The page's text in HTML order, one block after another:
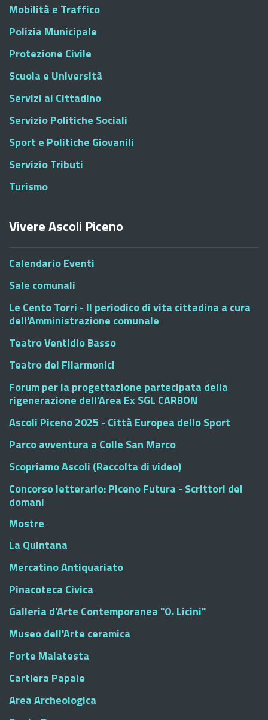
Mobilità e Traffico
Polizia Municipale
Protezione Civile
Scuola e Università
Servizi al Cittadino
Servizio Politiche Sociali
Sport e Politiche Giovanili
Servizio Tributi
Turismo
Vivere Ascoli Piceno
Calendario Eventi
Sale comunali
Le Cento Torri - Il periodico di vita cittadina a cura
dell'Amministrazione comunale
Teatro Ventidio Basso
Teatro dei Filarmonici
Forum per la progettazione partecipata della
rigenerazione dell'Area Ex SGL CARBON
Ascoli Piceno 2025 - Città Europea dello Sport
Parco avventura a Colle San Marco
Scopriamo Ascoli (Raccolta di video)
Concorso letterario: Piceno Futura - Scrittori del
domani
Mostre
La Quintana
Mercatino Antiquariato
Pinacoteca Civica
Galleria d'Arte Contemporanea "O. Licini"
Museo dell'Arte ceramica
Forte Malatesta
Cartiera Papale
Area Archeologica